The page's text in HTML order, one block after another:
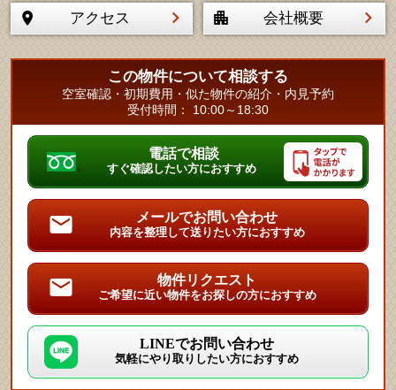
アクセス 会社概要
この物件について相談する
空室確認・初期費用・似た物件の紹介・内見予約
受付時間： 10:00～18:30
電話で相談
すぐ確認したい方におすすめ
メールでお問い合わせ
内容を整理して送りたい方におすすめ
物件リクエスト
ご希望に近い物件をお探しの方におすすめ
LINEでお問い合わせ
気軽にやり取りしたい方におすすめ